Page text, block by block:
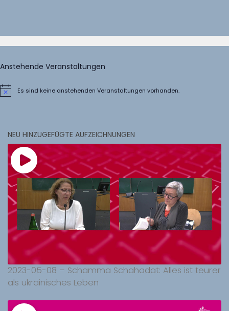
Anstehende Veranstaltungen
HinweisEs sind keine anstehenden Veranstaltungen vorhanden.
NEU HINZUGEFÜGTE AUFZEICHNUNGEN
2023-05-08 – Schamma Schahadat: Alles ist teurer
als ukrainisches Leben